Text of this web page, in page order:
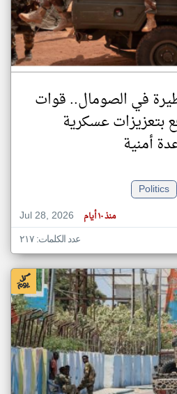
في الصومال.. قوات
بتعزيزات عسكرية
أمنية
Politics
Jul 28, 2026
منذ ١٠ أيام
عدد الكلمات: ٢١٧